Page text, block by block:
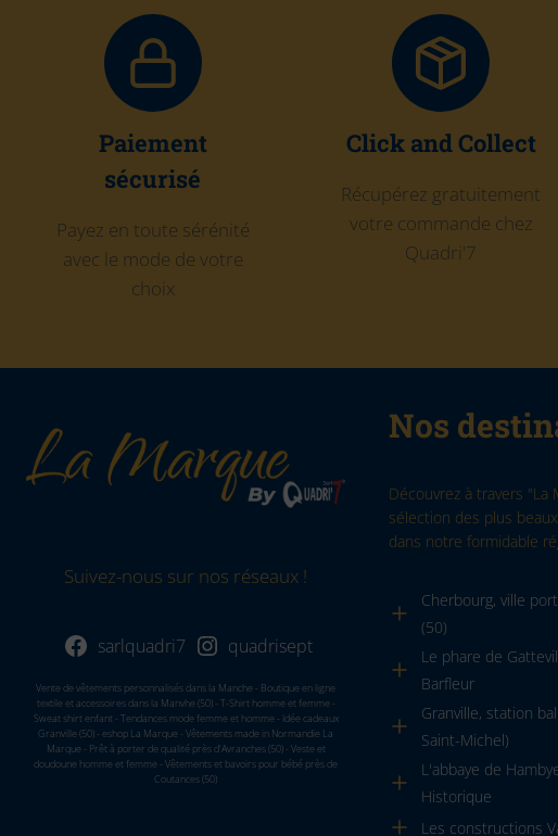
Paiement
sécurisé
Payez en toute sérénité
avec le mode de votre
choix
Click and Collect
Récupérez gratuitement
votre commande chez
Quadri'7
Suivez-nous sur nos réseaux !
sarlquadri7 quadrisept
Vente de vêtements personnalisés dans la Manche - Boutique en ligne
textile et accessoires dans la Manvhe (50) - T-Shirt homme et femme -
Sweat shirt enfant - Tendances mode femme et homme - Idée cadeaux
Granville (50) - eshop La Marque - Vêtements made in Normandie La
Marque - Prêt à porter de qualité près d'Avranches (50) - Veste et
doudoune homme et femme - Vêtements et bavoirs pour bébé près de
Coutances (50)
Nos
Découvrez à travers "La
sélection des plus
dans notre formidable
Cherbourg, ville
(50)
Le phare de
Barfleur
Granville, station
Saint-Michel)
L'abbaye de
Historique
Les constructions